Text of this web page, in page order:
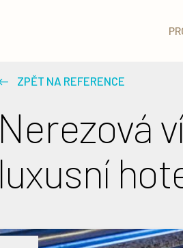
ZPĚT NA REFERENCE
Nerezová
luxusní